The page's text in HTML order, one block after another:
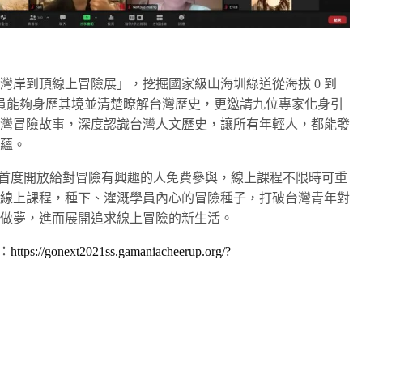
岸到頂線上冒險展」，挖掘國家級山海圳綠道從海拔 0 到
夠身歷其境並清楚瞭解台灣歷史，更邀請九位專家化身引
冒險故事，深度認識台灣人文歷史，讓所有年輕人，都能發
。
首度開放給對冒險有興趣的人免費參與，線上課程不限時可重
上課程，種下、灌溉學員內心的冒險種子，打破台灣青年對
夢，進而展開追求線上冒險的新生活。
https://gonext2021ss.gamaniacheerup.org/?